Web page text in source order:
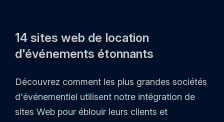
14 sites web de location
d'événements étonnants
Découvrez comment les plus grandes sociétés
d'événementiel utilisent notre intégration de
sites Web pour éblouir leurs clients et